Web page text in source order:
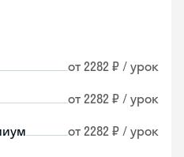
от 2282 ₽ / урок
от 2282 ₽ / урок
от 2282 ₽ / урок